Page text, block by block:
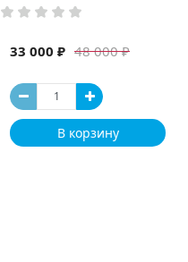
48 000 ₽
33 000 ₽
В корзину